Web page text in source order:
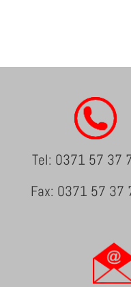
Tel: 0371 57 37
Fax: 0371 57 37